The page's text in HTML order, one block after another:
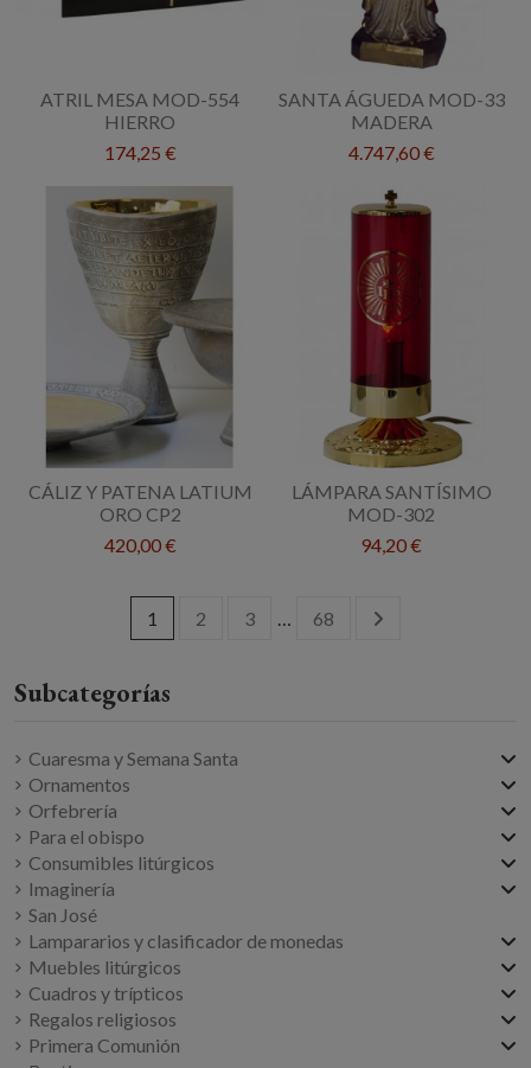
ATRIL MESA MOD-554
HIERRO
174,25 €
SANTA ÁGUEDA MOD-33
MADERA
4.747,60 €
CÁLIZ Y PATENA LATIUM
ORO CP2
420,00 €
LÁMPARA SANTÍSIMO
MOD-302
94,20 €
1 2 3 68
Cuaresma y Semana Santa
Ornamentos
Orfebrería
Para el obispo
Consumibles litúrgicos
Imaginería
San José
Lampararios y clasificador de monedas
Muebles litúrgicos
Cuadros y trípticos
Regalos religiosos
Primera Comunión